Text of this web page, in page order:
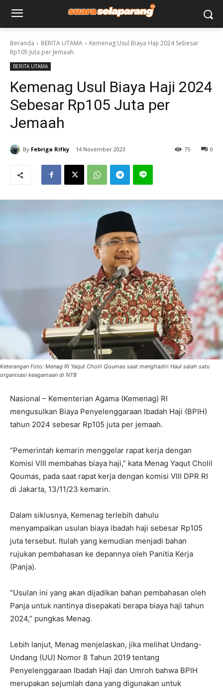
Beranda BERITA UTAMA
Kemenag Usul Biaya Haji 2024 Sebesar
Rp105 Juta per Jemaah
BERITA UTAMA
Kemenag Usul Biaya Haji 2024
Sebesar Rp105 Juta per
Jemaah
By Febriga Rifky 14 November 2023 0
75
Keterangan Foto: Menag RI Yaqut Cholil Qoumas saat menghadiri Haul salah satu
organisasi keagamaan di NTB
Nasional – Kementerian Agama (Kemenag) RI
mengusulkan Biaya Penyelenggaraan Ibadah Haji (BPIH)
tahun 2024 sebesar Rp105 juta per jemaah.
“Pemerintah kemarin menggelar rapat kerja dengan
Komisi VIII membahas biaya haji,” kata Menag Yaqut Cholil
Qoumas, pada saat rapat kerja dengan komisi VIII DPR RI
di Jakarta, 13/11/23 kemarin.
Dalam siklusnya, Kemenag terlebih dahulu
menyampaikan usulan biaya ibadah haji sebesar Rp105
juta tersebut. Itulah yang kemudian menjadi bahan
rujukan pembahasan ke depannya oleh Panitia Kerja
(Panja).
“Usulan ini yang akan dijadikan bahan pembahasan oleh
Panja untuk nantinya disepakati berapa biaya haji tahun
2024,” pungkas Menag.
Lebih lanjut, Menag menjelaskan, jika melihat Undang-
Undang (UU) Nomor 8 Tahun 2019 tentang
Penyelenggaraan Ibadah Haji dan Umroh bahwa BPIH
merupakan sejumlah dana yang digunakan untuk